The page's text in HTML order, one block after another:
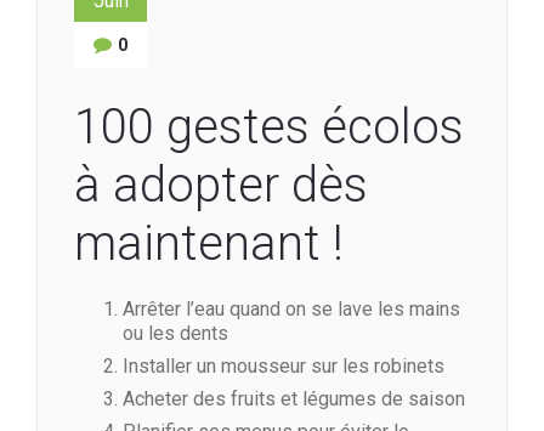
0
100 gestes écolos
à adopter dès
maintenant !
Arrêter l’eau quand on se lave les mains
ou les dents
Installer un mousseur sur les robinets
Acheter des fruits et légumes de saison